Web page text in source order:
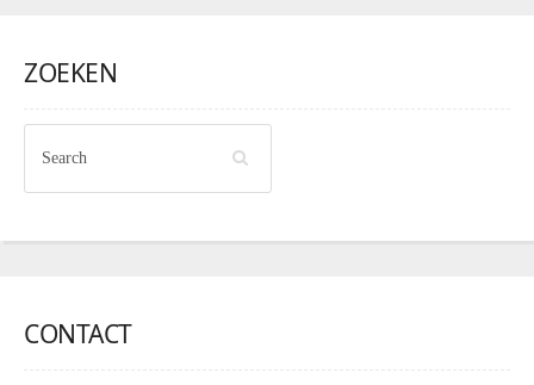
ZOEKEN
CONTACT